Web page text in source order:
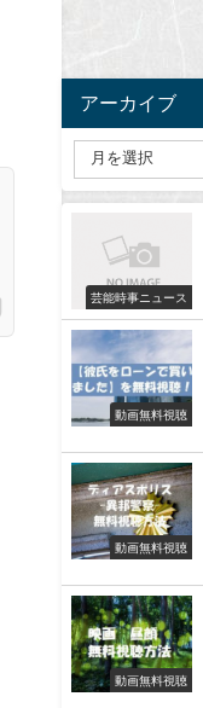
アーカイブ
芸能時事ニュース
動画無料視聴
動画無料視聴
動画無料視聴